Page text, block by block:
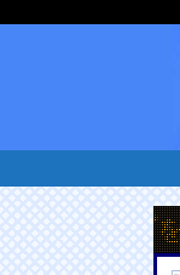
をテスト